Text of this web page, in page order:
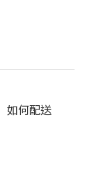
如何配送